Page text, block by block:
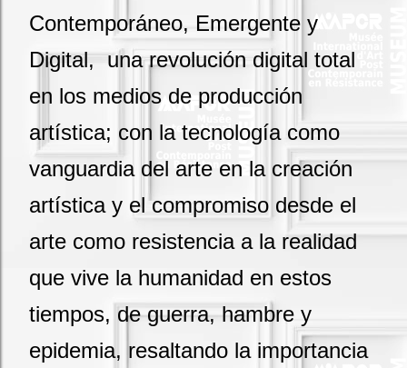
Contemporáneo, Emergente y
Digital, una revolución digital total
en los medios de producción
artística; con la tecnología como
vanguardia del arte en la creación
artística y el compromiso desde el
arte como resistencia a la realidad
que vive la humanidad en estos
tiempos, de guerra, hambre y
epidemia, resaltando la importancia